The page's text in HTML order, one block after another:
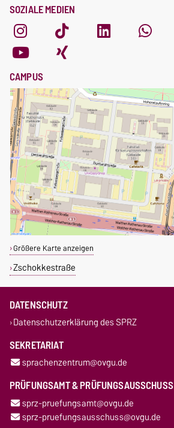
SOZIALE MEDIEN
CAMPUS
Größere Karte anzeigen
Zschokkestraße
DATENSCHUTZ
Datenschutzerklärung des SPRZ
SEKRETARIAT
sprachenzentrum@ovgu.de
PRÜFUNGSAMT & PRÜFUNGSAUSSCHUSS
sprz-pruefungsamt@ovgu.de
sprz-pruefungsausschuss@ovgu.de